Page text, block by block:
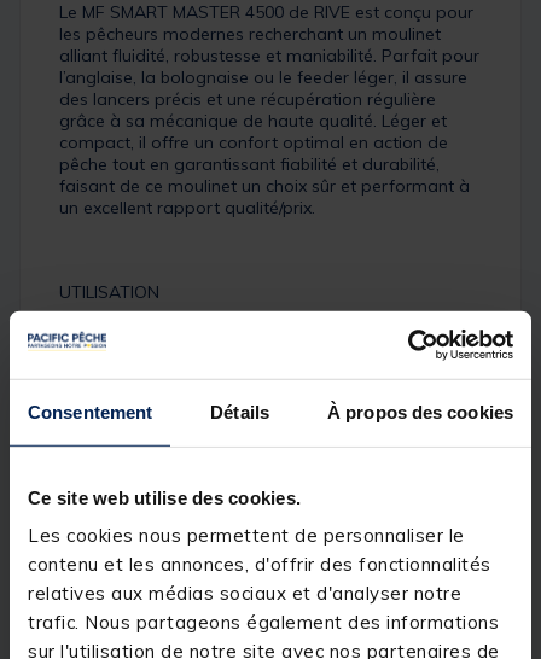
Consentement Détails À propos des cookies
Ce site web utilise des cookies.
Les cookies nous permettent de personnaliser le
contenu et les annonces, d'offrir des fonctionnalités
relatives aux médias sociaux et d'analyser notre
trafic. Nous partageons également des informations
sur l'utilisation de notre site avec nos partenaires de
Le MF SMART MASTER 4500 de RIVE est conçu pour
les pêcheurs modernes recherchant un moulinet
alliant fluidité, robustesse et maniabilité. Parfait pour
l’anglaise, la bolognaise ou le feeder léger, il assure
des lancers précis et une récupération régulière
grâce à sa mécanique de haute qualité. Léger et
compact, il offre un confort optimal en action de
pêche tout en garantissant fiabilité et durabilité,
faisant de ce moulinet un choix sûr et performant à
un excellent rapport qualité/prix.
UTILISATION
- Pêche à l’anglaise
- Pêche à la bolognaise
- Pêche au feeder léger
- Utilisation sur postes exigeants ou longues
sessions
CARACTÉRISTIQUES